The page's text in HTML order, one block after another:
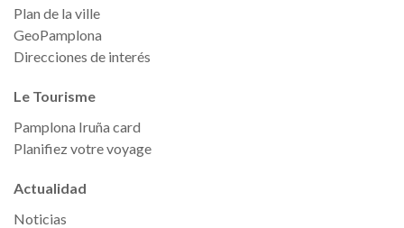
Plan de la ville
GeoPamplona
Direcciones de interés
Le Tourisme
Pamplona Iruña card
Planifiez votre voyage
Actualidad
Noticias